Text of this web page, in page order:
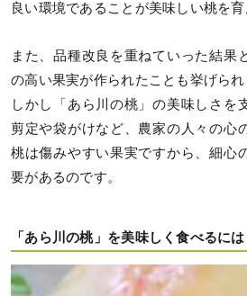
良い環境であることが美味しい桃を育
また、品種改良を重ねていった結果
の高い果実が作られたことも挙げられ
しかし「あら川の桃」の美味しさを
剪定や袋がけなど、農家の人々の心
桃は傷みやすい果実ですから、細心
要があるのです。
「あら川の桃」を美味しく食べるには